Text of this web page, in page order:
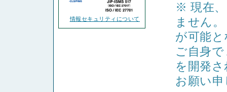
情報セキュリティについて
※ 現在
ません
が可能
ご自身
を開発
お願い